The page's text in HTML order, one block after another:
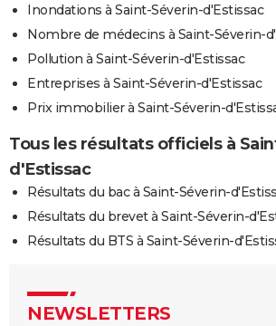
Inondations à Saint-Séverin-d'Estissac
Nombre de médecins à Saint-Séverin-
Pollution à Saint-Séverin-d'Estissac
Entreprises à Saint-Séverin-d'Estissac
Prix immobilier à Saint-Séverin-
Tous les résultats officiels à
d'Estissac
Résultats du bac à Saint-Séverin-
Résultats du brevet à Saint-Séverin-
Résultats du BTS à Saint-Séverin-
NEWSLETTERS